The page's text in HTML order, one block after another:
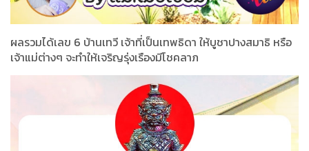
ผลรวมได้เลข 6 บ้านเทวี เจ้าที่เป็นเทพธิดา ให้บูชาปางสมาธิ หรือ
เจ้าแม่ต่างๆ จะทำให้เจริญรุ่งเรืองมีโชคลาภ